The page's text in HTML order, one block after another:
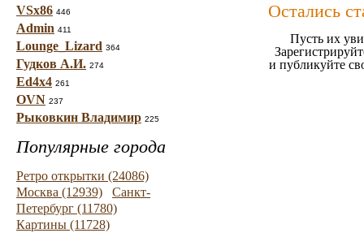
VSx86 446
Admin 411
Lounge_Lizard 364
Гудков А.И. 274
Ed4x4 261
OVN 237
Рыковкин Владимир 225
Популярные города
Ретро открытки (24086)
Москва (12939)
Санкт-
Петербург (11780)
Картины (11728)
Остались
Пусть их
и публикуйте